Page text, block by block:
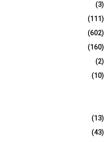
(3)
(111)
(602)
(160)
(2)
(10)
(13)
(43)